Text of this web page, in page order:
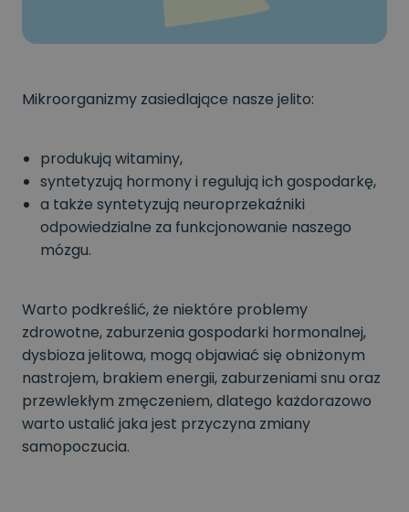
Mikroorganizmy zasiedlające nasze jelito:
produkują witaminy,
syntetyzują hormony i regulują ich gospodarkę,
a także syntetyzują neuroprzekaźniki
odpowiedzialne za funkcjonowanie naszego
mózgu.
Warto podkreślić, że niektóre problemy
zdrowotne, zaburzenia gospodarki hormonalnej,
dysbioza jelitowa, mogą objawiać się obniżonym
nastrojem, brakiem energii, zaburzeniami snu oraz
przewlekłym zmęczeniem, dlatego każdorazowo
warto ustalić jaka jest przyczyna zmiany
samopoczucia.